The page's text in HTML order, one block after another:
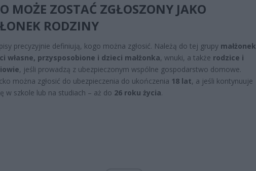
MOŻE ZOSTAĆ ZGŁOSZONY JAKO
RODZINY
precyzyjnie definiują, kogo można zgłosić. Należą do tej grupy małżonek
własne, przysposobione i dzieci małżonka, wnuki, a także rodzice i
, jeśli prowadzą z ubezpieczonym wspólne gospodarstwo domowe.
można zgłosić do ubezpieczenia do ukończenia 18 lat, a jeśli kontynuuje
w szkole lub na studiach – aż do 26 roku życia.